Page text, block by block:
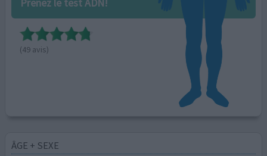
Prenez le test ADN!
(49 avis)
ÂGE + SEXE